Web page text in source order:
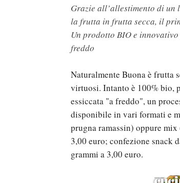
Grazie all’allestimento di
la frutta in frutta secca, il
Un prodotto BIO e
freddo
Naturalmente Buona è frutta
virtuosi. Intanto è 100% bio,
essiccata "a freddo", un
disponibile in vari formati e
prugna ramassin) oppure
3,00 euro; confezione snack
grammi a 3,00 euro.